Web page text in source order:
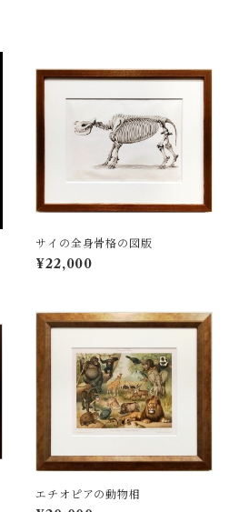
サイの全身骨格の図版
¥22,000
エチオピアの動物相